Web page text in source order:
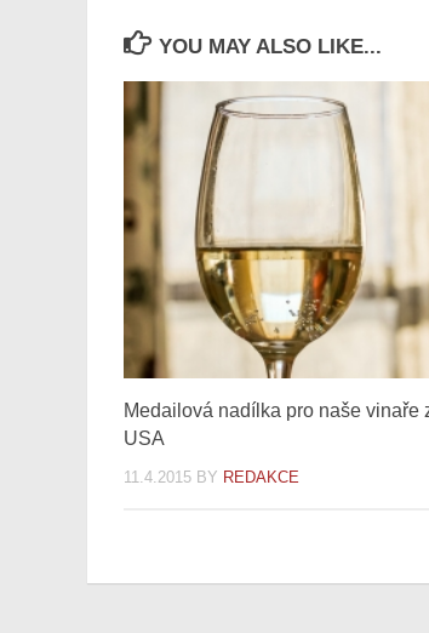
YOU MAY ALSO LIKE...
Medailová nadílka pro naše vinaře
USA
11.4.2015 BY REDAKCE